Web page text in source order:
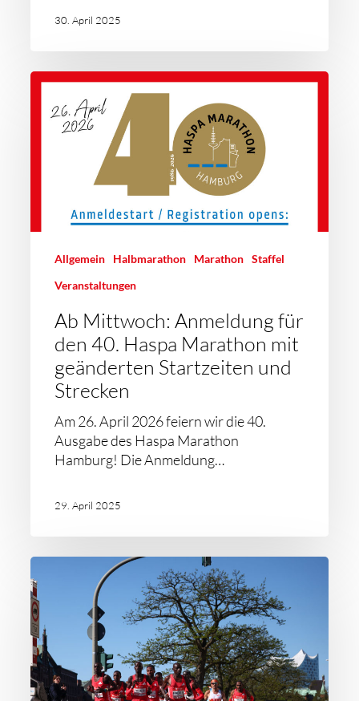
30. April 2025
Allgemein Halbmarathon Marathon
Staffel
Veranstaltungen
Ab Mittwoch: Anmeldung für
den 40. Haspa Marathon mit
geänderten Startzeiten und
Strecken
Am 26. April 2026 feiern wir die 40.
Ausgabe des Haspa Marathon
Hamburg! Die Anmeldung…
29. April 2025